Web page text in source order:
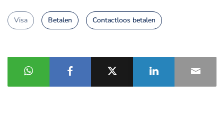
Visa Betalen Contactloos betalen